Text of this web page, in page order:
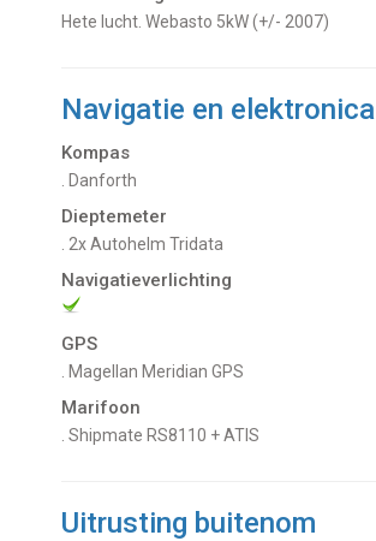
hete lucht. Webasto 5kW (+/- 2007)
Navigatie en elektronica
Kompas
. Danforth
Dieptemeter
. 2x Autohelm Tridata
Navigatieverlichting
GPS
. Magellan Meridian GPS
Marifoon
. Shipmate RS8110 + ATIS
Uitrusting buitenom